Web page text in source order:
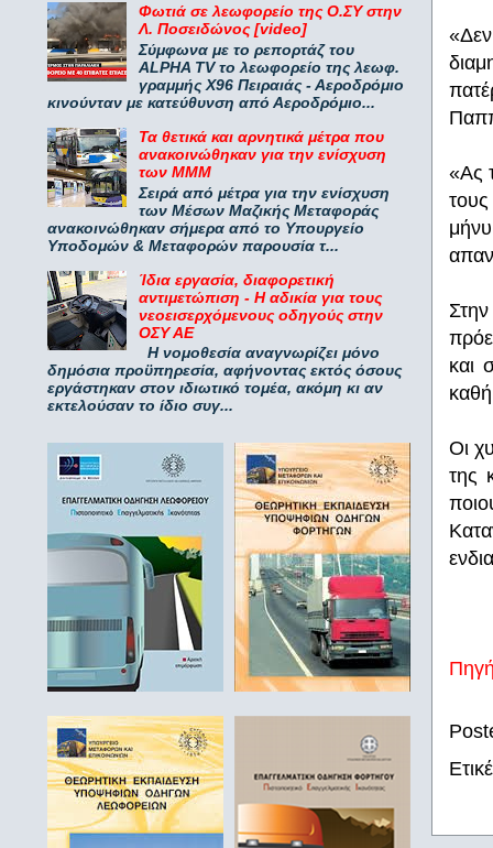
«Ας
και
Οι
της
Φωτιά σε λεωφορείο της Ο.ΣΥ στην
Λ. Ποσειδώνος [video]
Σύμφωνα με το ρεπορτάζ του
ALPHA TV το λεωφορείο της λεωφ.
γραμμής Χ96 Πειραιάς - Αεροδρόμιο
κινούνταν με κατεύθυνση από Αεροδρόμιο...
Τα θετικά και αρνητικά μέτρα που
ανακοινώθηκαν για την ενίσχυση
των ΜΜΜ
Σειρά από μέτρα για την ενίσχυση
των Μέσων Μαζικής Μεταφοράς
ανακοινώθηκαν σήμερα από το Υπουργείο
Υποδομών & Μεταφορών παρουσία τ...
Ίδια εργασία, διαφορετική
αντιμετώπιση - Η αδικία για τους
νεοεισερχόμενους οδηγούς στην
ΟΣΥ ΑΕ
Η νομοθεσία αναγνωρίζει μόνο
δημόσια προϋπηρεσία, αφήνοντας εκτός όσους
εργάστηκαν στον ιδιωτικό τομέα, ακόμη κι αν
εκτελούσαν το ίδιο συγ...